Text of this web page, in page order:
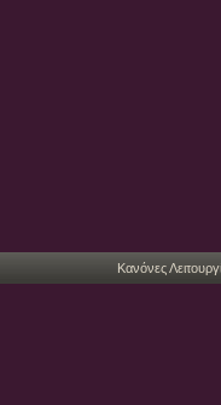
Κανόνες